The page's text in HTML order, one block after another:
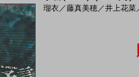
瑠衣 ／藤真美穂／井上花菜